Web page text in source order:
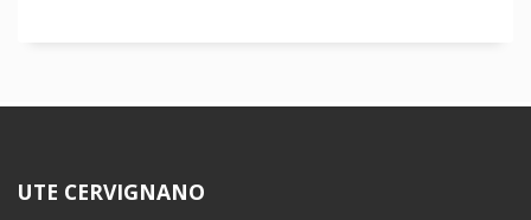
UTE CERVIGNANO